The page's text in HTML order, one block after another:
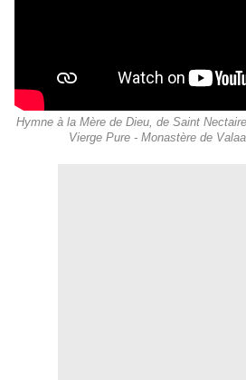
Hymne à la Mère de Dieu, de Saint
Vierge Pure - Monastère de